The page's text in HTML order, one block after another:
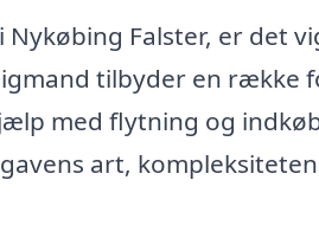
Falster, er det
tilbyder en række
med flytning og
art,